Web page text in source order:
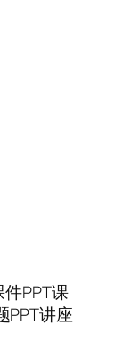
PPT课
PPT讲座